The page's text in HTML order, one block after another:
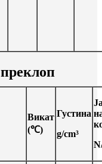
Викат
(℃)
Густина
g/cm³